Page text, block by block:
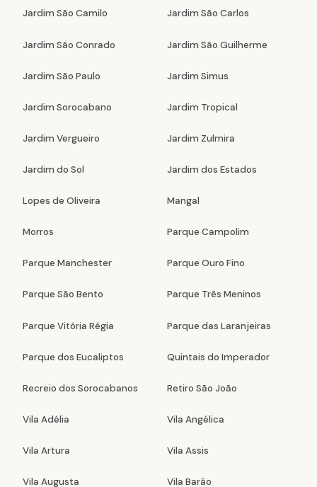
Jardim São Camilo Jardim São Carlos
Jardim São Conrado Jardim São Guilherme
Jardim São Paulo Jardim Simus
Jardim Sorocabano Jardim Tropical
Jardim Vergueiro Jardim Zulmira
Jardim do Sol Jardim dos Estados
Lopes de Oliveira Mangal
Morros Parque Campolim
Parque Manchester Parque Ouro Fino
Parque São Bento Parque Três Meninos
Parque Vitória Régia Parque das Laranjeiras
Parque dos Eucaliptos Quintais do Imperador
Recreio dos Sorocabanos Retiro São João
Vila Adélia Vila Angélica
Vila Artura Vila Assis
Vila Augusta Vila Barão